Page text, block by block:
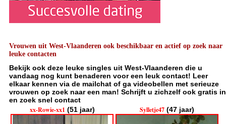
Vrouwen uit West-Vlaanderen ook beschikbaar en actief op zoek naar
leuke contacten
Bekijk ook deze leuke singles uit West-Vlaanderen die u
vandaag nog kunt benaderen voor een leuk contact! Leer
elkaar kennen via de mailchat of ga videobellen met serieuze
vrouwen op zoek naar een man! Schrijft u zichzelf ook gratis in
en zoek snel contact
xx-Rowie-xx1 (51 jaar) Sylletje47 (47 jaar)